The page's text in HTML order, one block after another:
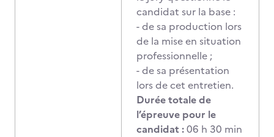
candidat sur la base :
- de sa production lors
de la mise en situation
professionnelle ;
- de sa présentation
lors de cet entretien.
Durée totale de
l’épreuve pour le
candidat :06 h 30 min